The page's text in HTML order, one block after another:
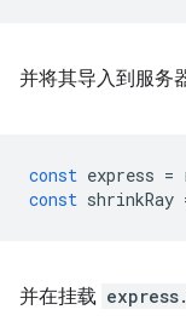
并将其导入到服务
const express =
const shrinkRay
并在挂载